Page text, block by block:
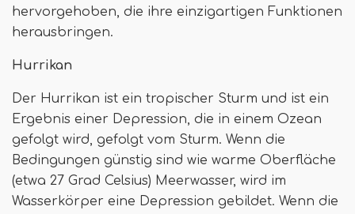
hervorgehoben, die ihre einzigartigen Funktionen
herausbringen.
Hurrikan
Der Hurrikan ist ein tropischer Sturm und ist ein
Ergebnis einer Depression, die in einem Ozean
gefolgt wird, gefolgt vom Sturm. Wenn die
Bedingungen günstig sind wie warme Oberfläche
(etwa 27 Grad Celsius) Meerwasser, wird im
Wasserkörper eine Depression gebildet. Wenn die